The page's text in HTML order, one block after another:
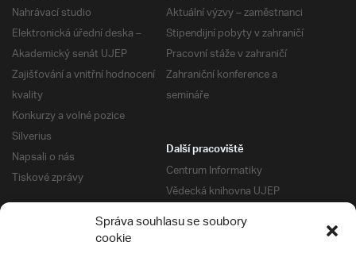
Správa souhlasu se soubory
cookie
Nahrávací studio
Elektronická úřední deska –
Akademický senát UJEP
Zajišťování a vnitřní hodnocení
kvality
Konkurzy a volné pozice
Silverius
Napsali o nás
Tiskové zprávy
Aktuální výzvy – zaměstnanci
Stipendijní pobyty v zahraničí
Pracovní stáže v zahraničí
Zahraniční konference a
semináře
Další pracoviště
Centrum Informatiky
Vědecká knihovna UJEP
Správa kolejí a menz
Univerzitní centrum podpory